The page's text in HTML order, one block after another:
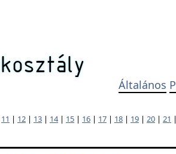
Általános
11 | 12 | 13 | 14| 15 | 16 | 17 | 18 | 19 | 20 | 21 |